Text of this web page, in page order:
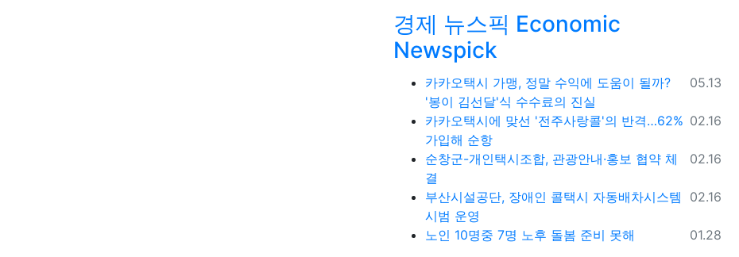
경제 뉴스픽 Economic
Newspick
등록일
05.13
카카오택시 가맹, 정말 수익에 도움이 될까?
'봉이 김선달'식 수수료의 진실
등록일
02.16
카카오택시에 맞선 '전주사랑콜'의 반격…62%
가입해 순항
등록일
02.16
순창군-개인택시조합, 관광안내·홍보 협약 체
결
등록일
02.16
부산시설공단, 장애인 콜택시 자동배차시스템
시범 운영
등록일
01.28
노인 10명중 7명 노후 돌봄 준비 못해